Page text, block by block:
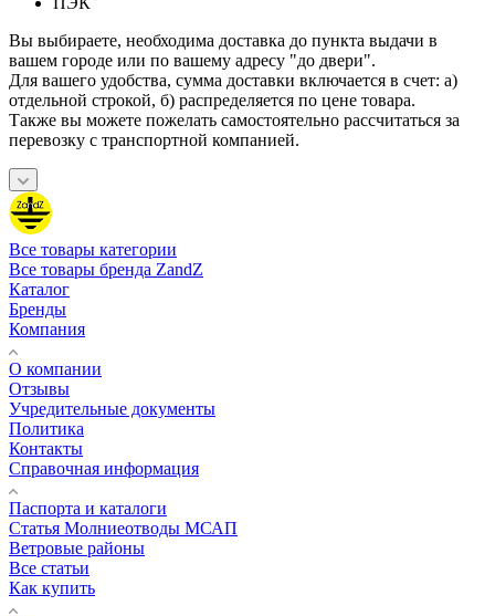
Вы выбираете, необходима доставка до пункта выдачи в
вашем городе или по вашему адресу "до двери".
Для вашего удобства, сумма доставки включается в счет: а)
отдельной строкой, б) распределяется по цене товара.
Также вы можете пожелать самостоятельно рассчитаться за
перевозку с транспортной компанией.
Все товары категории
Все товары бренда ZandZ
Каталог
Бренды
Компания
О компании
Отзывы
Учредительные документы
Политика
Контакты
Справочная информация
Паспорта и каталоги
Статья Молниеотводы МСАП
Ветровые районы
Все статьи
Как купить